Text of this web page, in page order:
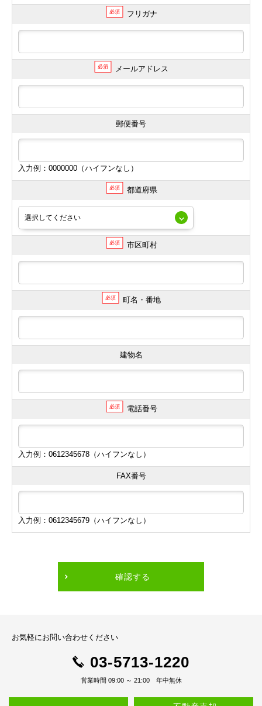
必須 フリガナ
必須 メールアドレス
郵便番号
入力例：0000000（ハイフンなし）
必須 都道府県
必須 市区町村
必須 町名・番地
建物名
必須 電話番号
入力例：0612345678（ハイフンなし）
FAX番号
入力例：0612345679（ハイフンなし）
確認する
お気軽にお問い合わせください
03-5713-1220
営業時間 09:00 ～ 21:00 年中無休